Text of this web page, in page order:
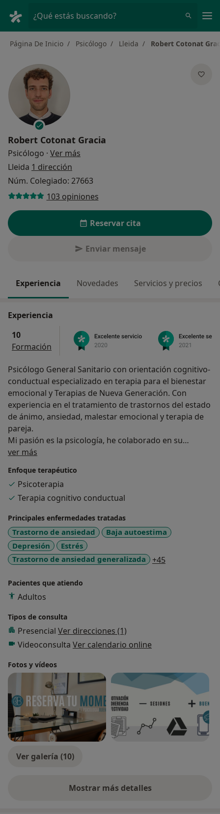
¿Qué estás buscando?
Página De Inicio Psicólogo Lleida Robert Cotonat
Robert Cotonat Gracia
Psicólogo · Ver más
Lleida 1 dirección
Núm. Colegiado: 27663
103 opiniones
Reservar cita
Enviar mensaje
Experiencia Novedades Servicios y precios
Experiencia
10
Formación
Psicólogo General Sanitario con orientación cognitivo-
conductual especializado en terapia para el bienestar
emocional y Terapias de Nueva Generación. Con
experiencia en el tratamiento de trastornos del estado
de ánimo, ansiedad, malestar emocional y terapia de
pareja.
Mi pasión es la psicología, he colaborado en su
difusión con diversos medios y con grandes
Puedes conocer mucho más en nuestra página web,
redes sociales y canal.
ver más
Enfoque terapéutico
Psicoterapia
Terapia cognitivo conductual
Principales enfermedades tratadas
Trastorno de ansiedad
Baja autoestima
Depresión
Estrés
Trastorno de ansiedad generalizada
+45
Pacientes que atiendo
Adultos
Tipos de consulta
Presencial Ver direcciones (1)
Videoconsulta Ver calendario online
Fotos y vídeos
Ver galería (10)
Mostrar más detalles
sobre la experiencia